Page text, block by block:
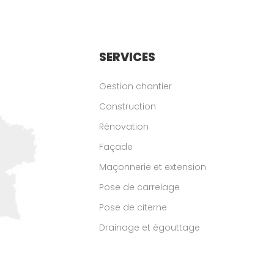
SERVICES
Gestion chantier
Construction
Rénovation
Façade
Maçonnerie et extension
Pose de carrelage
Pose de citerne
Drainage et égouttage